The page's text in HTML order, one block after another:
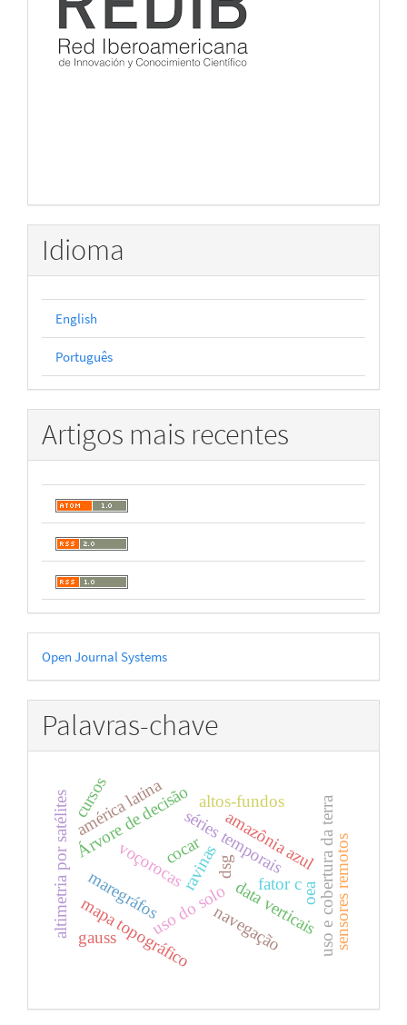
Idioma
English
Português
Artigos mais recentes
Desenvolvido
por
Open Journal Systems
Palavras-chave
data verticais
amazônia azul
voçorocasravinas
uso do solo
Árvore de decisão
altimetria por satélitesmapa topográfico uso e cobertura da terra
séries temporais
maregráfos sensores remotos
altos-fundos
navegação
cocar dsg
fator c
gauss
américa latina
oea
cursos